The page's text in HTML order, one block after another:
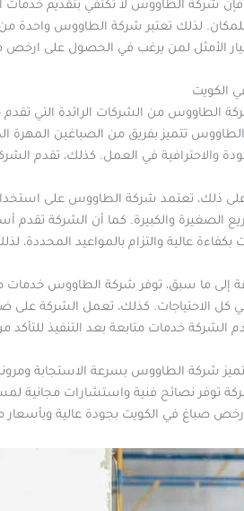
فإن شركة الطاووس لا تكتفي بتقديم خدمات
لذلك تعتبر شركة الطاووس واحدة
الأمثل لمن يرغب في الحصول على ارخص
الكويت
الطاووس من الشركات الرائدة التي
تتميز بفريق من الصباغين المهرة
والاحترافية في العمل. كذلك، تقدم
ذلك، تعتمد شركة الطاووس على
الصغيرة والكبيرة. كما أن الشركة
بكفاءة عالية والتزام بالمواعيد
إلى ما سبق، توفر شركة الطاووس خدمات
كل الاحتياجات. كذلك، تعمل الشركة على
الشركة خدمات متابعة بعد التنفيذ للتأكد
شركة الطاووس بسرعة الاستجابة
توفر نصائح فنية واستشارات مجانية
صباغ في الكويت بجودة عالية وبأسعار